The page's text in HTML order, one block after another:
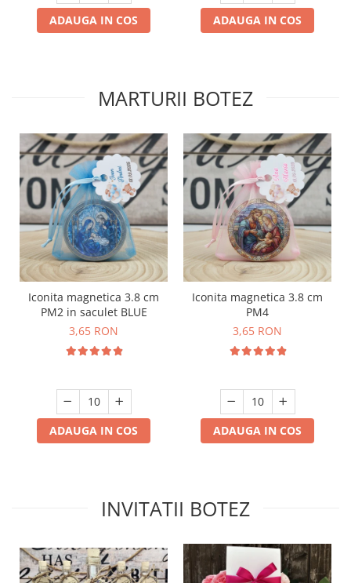
ADAUGA IN COS ADAUGA IN COS
MARTURII BOTEZ
Iconita magnetica 3.8 cm
PM2 in saculet BLUE
3,65 RON
ADAUGA IN COS
Iconita magnetica 3.8 cm
PM4
3,65 RON
ADAUGA IN COS
INVITATII BOTEZ